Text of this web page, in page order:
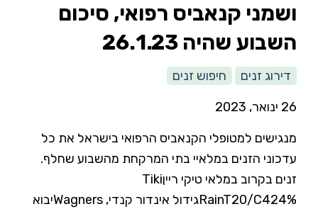
ושמני קנאביס רפואי, סיכום
השבוע שהיה 26.1.23
דירוג זנים
חיפוש זנים
26 ינואר, 2023
מנגישים למטופלי הקנאביס הרפואי בישראל את כל
עדכוני הזנים במלאיי בתי המרקחת מהשבוע שחלף.
זנים בקרוב במלאי טיקי רייןTiki
RainT20/C424%גידול אינדור קנדי, Wagnersיבוא